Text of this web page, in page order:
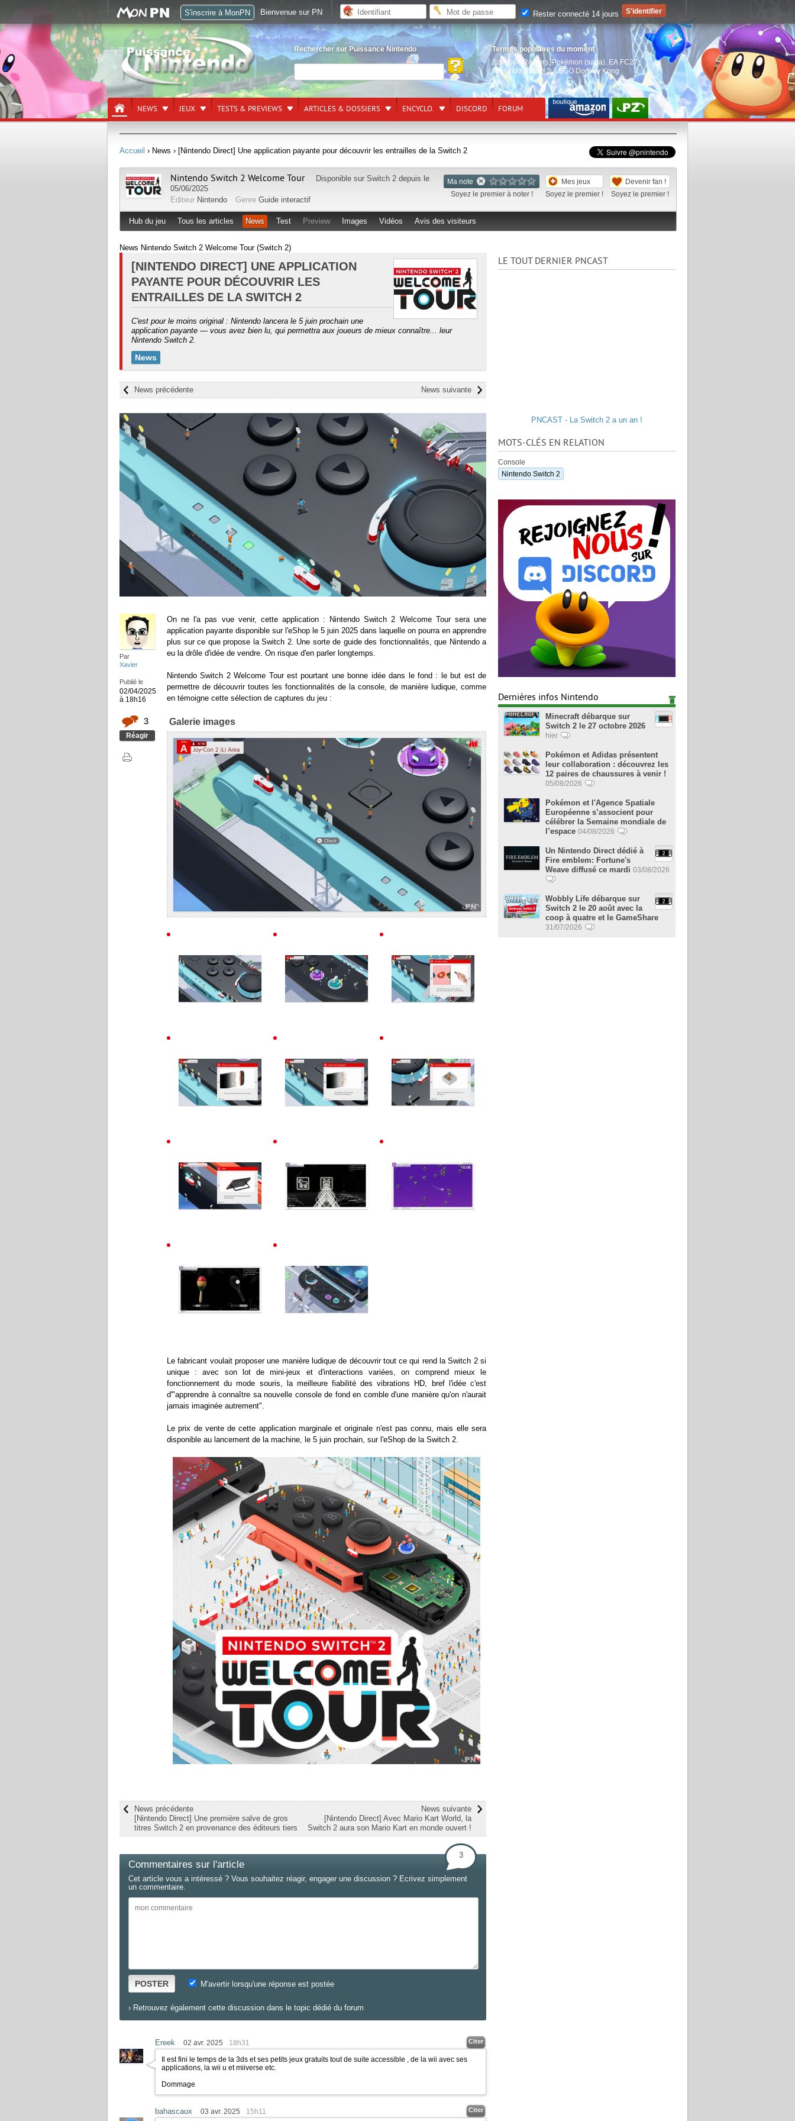
Rechercher sur Puissance Nintendo
Termes populaires du moment
Splatoon Raiders, Pokémon (saga) EA FC27,
Nintendo Switch 2,LEGO Donkey Kong
NEWS JEUX TESTS & PREVIEWS ARTICLES & DOSSIERS ENCYCLO. DISCORD FORUM
Accueil › News › [Nintendo Direct] Une application payante pour découvrir les entrailles de la Switch 2
Ma note
Soyez le premier à noter !
Mes jeux
Soyez le premier !
Devenir fan !
Soyez le premier !
Nintendo Switch 2 Welcome Tour Disponible sur Switch 2 depuis le
05/06/2025
Editeur Nintendo Genre Guide interactif
Hub du jeu Tous les articles News Test Preview Images Vidéos Avis des visiteurs
News Nintendo Switch 2 Welcome Tour (Switch 2)
[NINTENDO DIRECT] UNE APPLICATION
PAYANTE POUR DÉCOUVRIR LES
ENTRAILLES DE LA SWITCH 2
C'est pour le moins original : Nintendo lancera le 5 juin prochain une
application payante — vous avez bien lu, qui permettra aux joueurs de mieux connaître... leur
Nintendo Switch 2.
News
News suivante
News précédente
Par
Xavier
Publié le
02/04/2025
à 18h16
3
Réagir
On ne l'a pas vue venir, cette application : Nintendo Switch 2 Welcome Tour sera une
application payante disponible sur l'eShop le 5 juin 2025 dans laquelle on pourra en apprendre
plus sur ce que propose la Switch 2. Une sorte de guide des fonctionnalités, que Nintendo a
eu la drôle d'idée de vendre. On risque d'en parler longtemps.
Nintendo Switch 2 Welcome Tour est pourtant une bonne idée dans le fond : le but est de
permettre de découvrir toutes les fonctionnalités de la console, de manière ludique, comme
en témoigne cette sélection de captures du jeu :
Galerie images
Le fabricant voulait proposer une manière ludique de découvrir tout ce qui rend la Switch 2 si
unique : avec son lot de mini-jeux et d'interactions variées, on comprend mieux le
fonctionnement du mode souris, la meilleure fiabilité des vibrations HD, bref l'idée c'est
d'"apprendre à connaître sa nouvelle console de fond en comble d'une manière qu'on n'aurait
jamais imaginée autrement".
Le prix de vente de cette application marginale et originale n'est pas connu, mais elle sera
disponible au lancement de la machine, le 5 juin prochain, sur l'eShop de la Switch 2.
News suivante
[Nintendo Direct] Avec Mario Kart World, la
Switch 2 aura son Mario Kart en monde ouvert !
News précédente
[Nintendo Direct] Une première salve de gros
titres Switch 2 en provenance des éditeurs tiers
Commentaires sur l'article
3
Cet article vous a intéressé ? Vous souhaitez réagir, engager une discussion ? Ecrivez simplement
un commentaire.
POSTER M'avertir lorsqu'une réponse est postée
› Retrouvez également cette discussion dans le topic dédié du forum
Ereek 02 avr. 2025 18h31 Citer
Il est fini le temps de la 3ds et ses petits jeux gratuits tout de suite accessible , de la wii avec ses
applications, la wii u et miiverse etc.
Dommage
bahascaux 03 avr. 2025 15h11 Citer
LE TOUT DERNIER PNCAST
PNCAST - La Switch 2 a un an !
MOTS-CLÉS EN RELATION
Console
Nintendo Switch 2
Dernières infos Nintendo
Minecraft débarque sur
Switch 2 le 27 octobre 2026
hier
Pokémon et Adidas présentent
leur collaboration : découvrez les
12 paires de chaussures à venir !
05/08/2026
Pokémon et l'Agence Spatiale
Européenne s’associent pour
célébrer la Semaine mondiale de
l’espace 04/08/2026
Un Nintendo Direct dédié à
Fire emblem: Fortune's
Weave diffusé ce mardi 03/08/2026
Wobbly Life débarque sur
Switch 2 le 20 août avec la
coop à quatre et le GameShare
31/07/2026
S'inscrire à MonPN Bienvenue sur PN Rester connecté 14 jours